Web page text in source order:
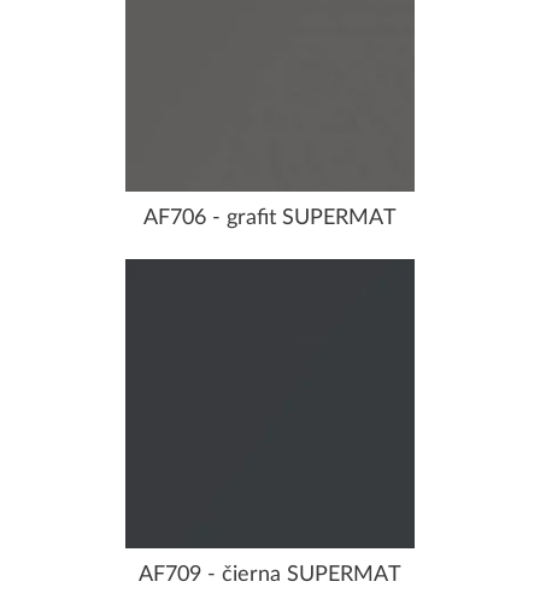
AF706 - grafit SUPERMAT
AF709 - čierna SUPERMAT